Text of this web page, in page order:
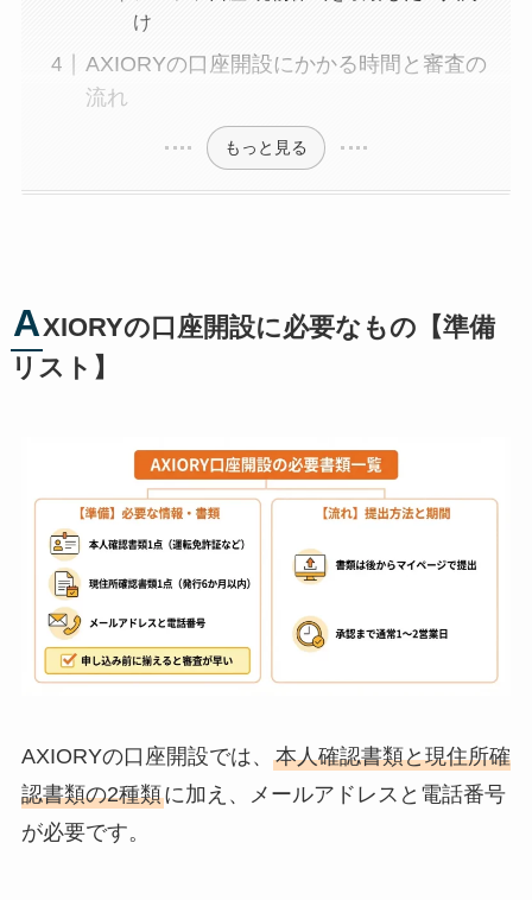
け
AXIORYの口座開設にかかる時間と審査の
流れ
もっと見る
AXIORYの口座開設に必要なもの【準備
リスト】
AXIORYの口座開設では、 本人確認書類と現住所確
認書類の2種類に加え、メールアドレスと電話番号
が必要です。